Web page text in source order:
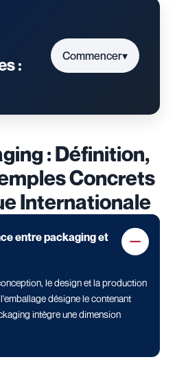
:
Commencer▾
: Définition,
Concrets
Internationale
entre packaging et
le design et la production
désigne le contenant
intègre une dimension